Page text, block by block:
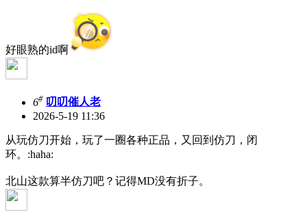
好眼熟的id啊
6# 叨叨催人老
2026-5-19 11:36
从玩仿刀开始，玩了一圈各种正品，又回到仿刀，闭
环。:haha:
北山这款算半仿刀吧？记得MD没有折子。